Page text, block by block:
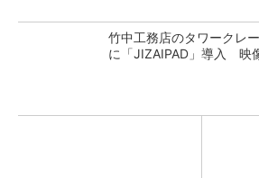
竹中工務店のタワークレ
に「JIZAIPAD」導入 映